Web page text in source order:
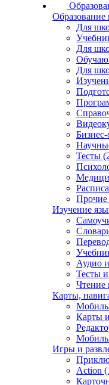
Образование
Для
Для
Для
Тесты
Изучение
Аудио
Тесты
Чтение
Карты,
Карты
Игры и
Action